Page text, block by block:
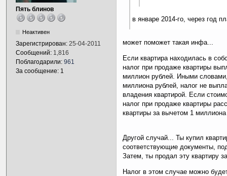
Пять блинов
Неактивен
Зарегистрирован: 25-04-2011
Сообщений: 1,816
Поблагодарили: 961
За сообщение: 1
в январе 2014-го, через год
может поможет такая инфа...
Если квартира находилась в
налог при продаже квартиры
миллион рублей. Иными
миллиона рублей, налог не
владения квартирой. Если
налог при продаже квартиры
квартиры за вычетом 1
Другой случай... Ты купил
соответствующие документы,
Затем, ты продал эту квартиру
Налог в этом случае можно